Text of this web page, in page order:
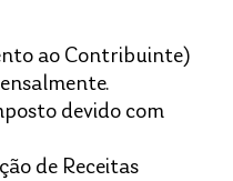
ao Contribuinte)
devido com
de Receitas